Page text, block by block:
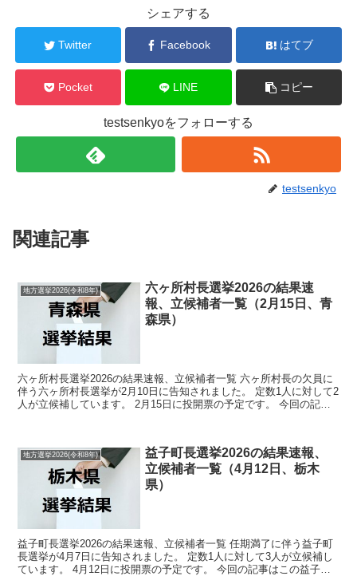
シェアする
Twitter Facebook はてブ
Pocket LINE コピー
testsenkyoをフォローする
testsenkyo
関連記事
地方選挙2026(令和8年)
六ヶ所村長選挙2026の結果速
報、立候補者一覧（2月15日、青
森県）
六ヶ所村長選挙2026の結果速報、立候補者一覧 六ヶ所村長の欠員に
伴う六ヶ所村長選挙が2月10日に告知されました。 定数1人に対して2
人が立候補しています。 2月15日に投開票の予定です。 今回の記事
地方選挙2026(令和8年)
益子町長選挙2026の結果速報、
立候補者一覧（4月12日、栃木
県）
益子町長選挙2026の結果速報、立候補者一覧 任期満了に伴う益子町
長選挙が4月7日に告知されました。 定数1人に対して3人が立候補し
ています。 4月12日に投開票の予定です。 今回の記事はこの益子町